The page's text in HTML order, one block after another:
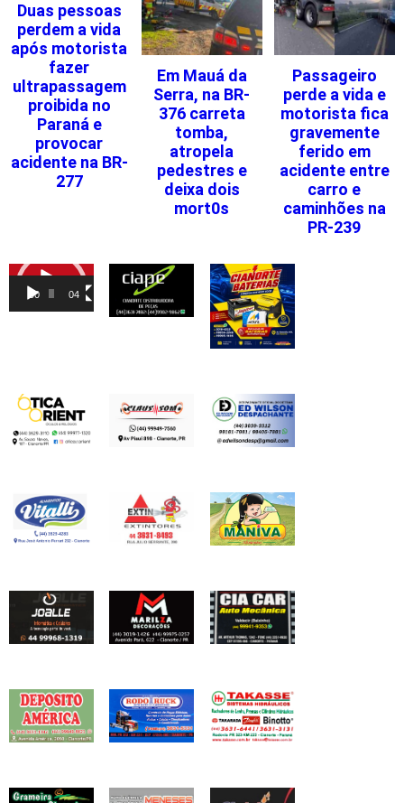
Duas pessoas
perdem a vida
após motorista
fazer
ultrapassagem
proibida no
Paraná e
provocar
acidente na BR-
277
Em Mauá da
Serra, na BR-
376 carreta
tomba,
atropela
pedestres e
deixa dois
mort0s
Passageiro
perde a vida e
motorista fica
gravemente
ferido em
acidente entre
carro e
caminhões na
PR-239
Tocador
vídeo
00:00 04:46